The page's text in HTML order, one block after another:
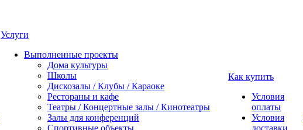
Услуги
Выполненные проекты
Дома культуры
Школы
Дискозалы / Клубы / Караоке
Рестораны и кафе
Театры / Концертные залы / Кинотеатры
Залы для конференций
Спортивные объекты
Как купить
Условия
оплаты
Условия
доставки